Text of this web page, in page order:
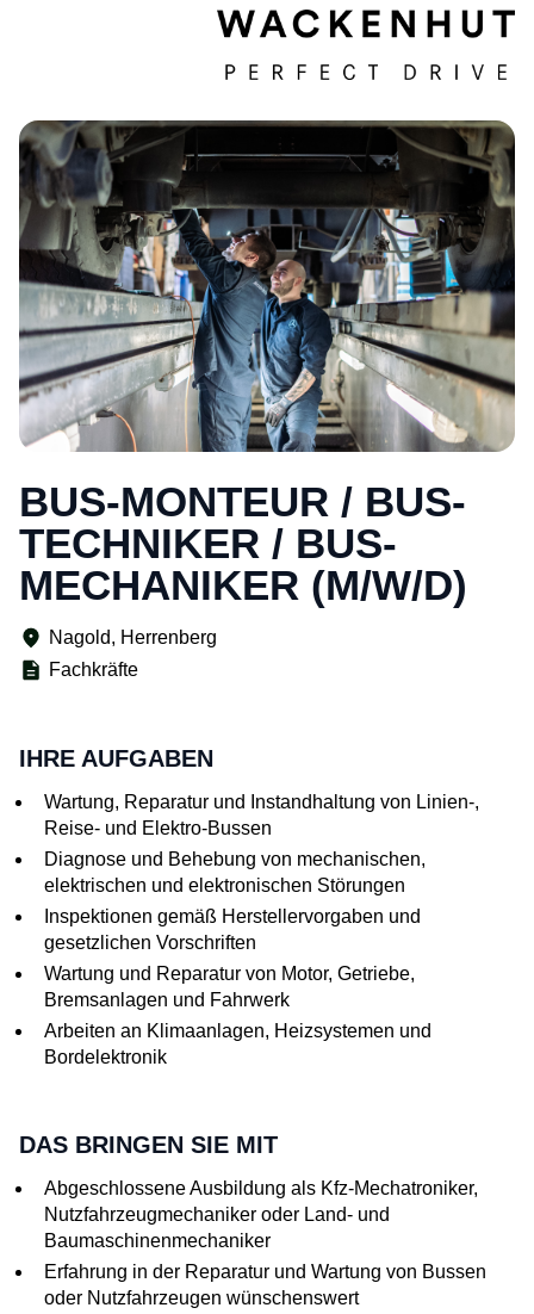
BUS-MONTEUR / BUS-
TECHNIKER / BUS-
MECHANIKER (M/W/D)
Nagold, Herrenberg
Fachkräfte
IHRE AUFGABEN
Wartung, Reparatur und Instandhaltung von Linien-,
Reise- und Elektro-Bussen
Diagnose und Behebung von mechanischen,
elektrischen und elektronischen Störungen
Inspektionen gemäß Herstellervorgaben und
gesetzlichen Vorschriften
Wartung und Reparatur von Motor, Getriebe,
Bremsanlagen und Fahrwerk
Arbeiten an Klimaanlagen, Heizsystemen und
Bordelektronik
DAS BRINGEN SIE MIT
Abgeschlossene Ausbildung als Kfz-Mechatroniker,
Nutzfahrzeugmechaniker oder Land- und
Baumaschinenmechaniker
Erfahrung in der Reparatur und Wartung von Bussen
oder Nutzfahrzeugen wünschenswert